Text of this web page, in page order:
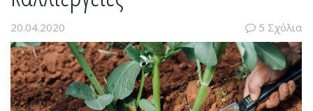
20.04.2020 5 Σχόλια